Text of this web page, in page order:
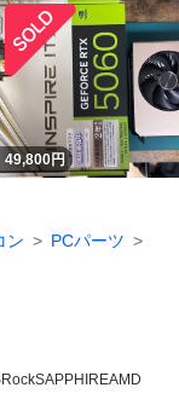
49,800円
ン
PCパーツ
SAPPHIREAMD